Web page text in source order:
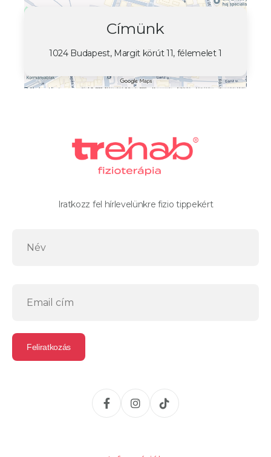
Címünk
1024 Budapest, Margit körút 11, félemelet 1
Iratkozz fel hírlevelünkre fizio tippekért